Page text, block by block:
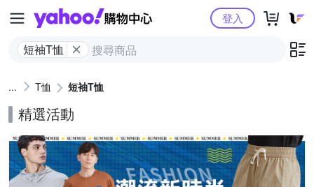
Yahoo購物中心
短袖T恤
登入
T恤 短袖T恤
精選活動